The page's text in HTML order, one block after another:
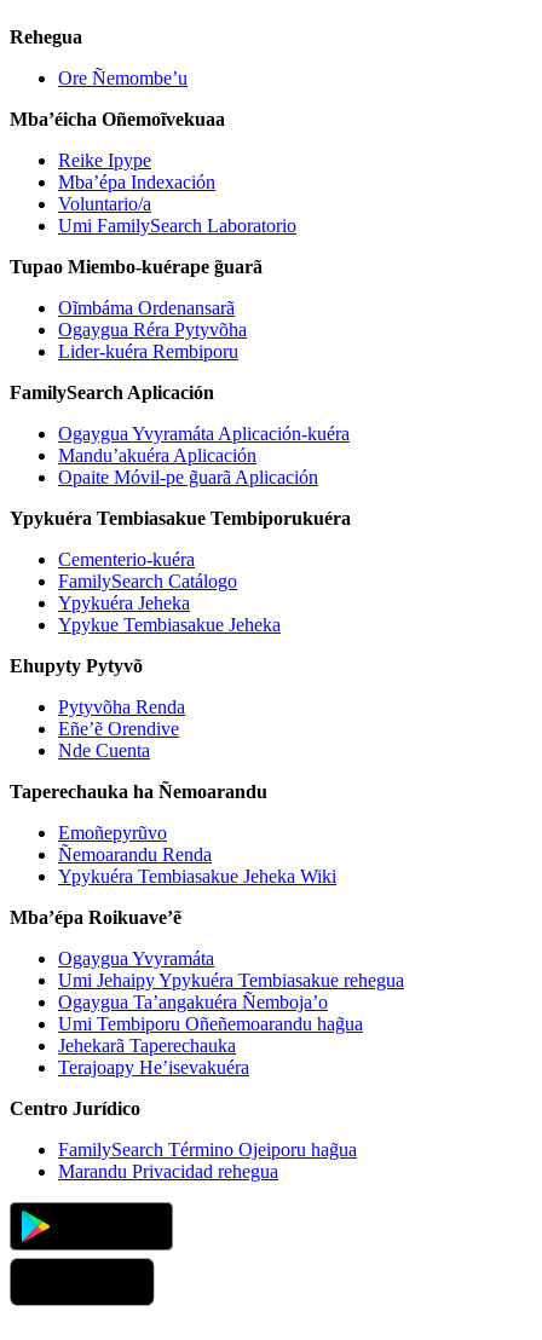
Rehegua
Ore Ñemombe’u
Mba’éicha Oñemoĩvekuaa
Reike Ipype
Mba’épa Indexación
Voluntario/a
Umi FamilySearch Laboratorio
Tupao Miembo-kuérape g̃uarã
Oĩmbáma Ordenansarã
Ogaygua Réra Pytyvõha
Lider-kuéra Rembiporu
FamilySearch Aplicación
Ogaygua Yvyramáta Aplicación-kuéra
Mandu’akuéra Aplicación
Opaite Móvil-pe g̃uarã Aplicación
Ypykuéra Tembiasakue Tembiporukuéra
Cementerio-kuéra
FamilySearch Catálogo
Ypykuéra Jeheka
Ypykue Tembiasakue Jeheka
Ehupyty Pytyvõ
Pytyvõha Renda
Eñe’ẽ Orendive
Nde Cuenta
Taperechauka ha Ñemoarandu
Emoñepyrũvo
Ñemoarandu Renda
Ypykuéra Tembiasakue Jeheka Wiki
Mba’épa Roikuave’ẽ
Ogaygua Yvyramáta
Umi Jehaipy Ypykuéra Tembiasakue rehegua
Ogaygua Ta’angakuéra Ñemboja’o
Umi Tembiporu Oñeñemoarandu hag̃ua
Jehekarã Taperechauka
Terajoapy He’isevakuéra
Centro Jurídico
FamilySearch Término Ojeiporu hag̃ua
Marandu Privacidad rehegua